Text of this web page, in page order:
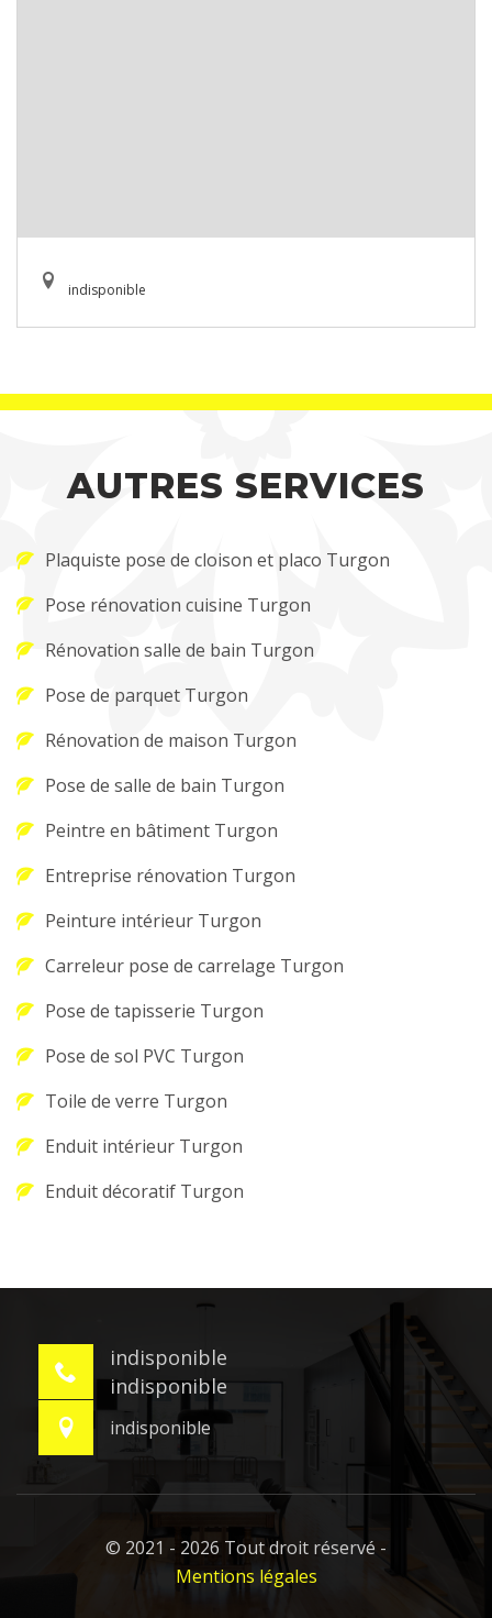
indisponible
AUTRES SERVICES
Plaquiste pose de cloison et placo Turgon
Pose rénovation cuisine Turgon
Rénovation salle de bain Turgon
Pose de parquet Turgon
Rénovation de maison Turgon
Pose de salle de bain Turgon
Peintre en bâtiment Turgon
Entreprise rénovation Turgon
Peinture intérieur Turgon
Carreleur pose de carrelage Turgon
Pose de tapisserie Turgon
Pose de sol PVC Turgon
Toile de verre Turgon
Enduit intérieur Turgon
Enduit décoratif Turgon
indisponible
indisponible
indisponible
© 2021 - 2026 Tout droit réservé -
Mentions légales